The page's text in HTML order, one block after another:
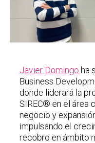
Javier Domingo ha
Business
donde liderará la
SIREC® en el área
negocio y
impulsando el
recobro en ámbito